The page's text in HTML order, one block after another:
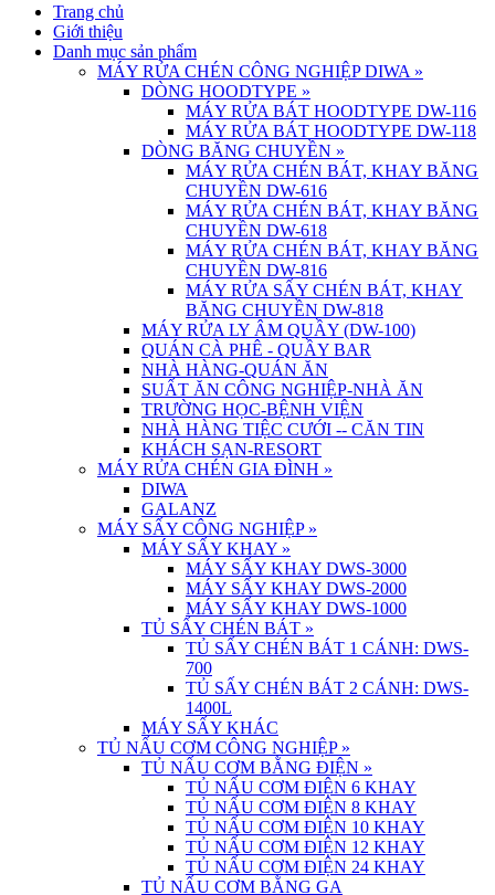
Trang chủ
Giới thiệu
Danh mục sản phẩm
MÁY RỬA CHÉN CÔNG NGHIỆP DIWA »
DÒNG HOODTYPE »
MÁY RỬA BÁT HOODTYPE DW-116
MÁY RỬA BÁT HOODTYPE DW-118
DÒNG BĂNG CHUYỀN »
MÁY RỬA CHÉN BÁT, KHAY BĂNG
CHUYỀN DW-616
MÁY RỬA CHÉN BÁT, KHAY BĂNG
CHUYỀN DW-618
MÁY RỬA CHÉN BÁT, KHAY BĂNG
CHUYỀN DW-816
MÁY RỬA SẤY CHÉN BÁT, KHAY
BĂNG CHUYỀN DW-818
MÁY RỬA LY ÂM QUẦY (DW-100)
QUÁN CÀ PHÊ - QUẦY BAR
NHÀ HÀNG-QUÁN ĂN
SUẤT ĂN CÔNG NGHIỆP-NHÀ ĂN
TRƯỜNG HỌC-BỆNH VIỆN
NHÀ HÀNG TIỆC CƯỚI -- CĂN TIN
KHÁCH SẠN-RESORT
MÁY RỬA CHÉN GIA ĐÌNH »
DIWA
GALANZ
MÁY SẤY CÔNG NGHIỆP »
MÁY SẤY KHAY »
MÁY SẤY KHAY DWS-3000
MÁY SẤY KHAY DWS-2000
MÁY SẤY KHAY DWS-1000
TỦ SẤY CHÉN BÁT »
TỦ SẤY CHÉN BÁT 1 CÁNH: DWS-
700
TỦ SẤY CHÉN BÁT 2 CÁNH: DWS-
1400L
MÁY SẤY KHÁC
TỦ NẤU CƠM CÔNG NGHIỆP »
TỦ NẤU CƠM BẰNG ĐIỆN »
TỦ NẤU CƠM ĐIỆN 6 KHAY
TỦ NẤU CƠM ĐIỆN 8 KHAY
TỦ NẤU CƠM ĐIỆN 10 KHAY
TỦ NẤU CƠM ĐIỆN 12 KHAY
TỦ NẤU CƠM ĐIỆN 24 KHAY
TỦ NẤU CƠM BẰNG GA